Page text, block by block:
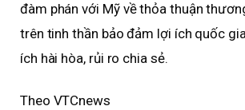
đàm phán với Mỹ về thỏa thuận
trên tinh thần bảo đảm lợi ích quốc
ích hài hòa, rủi ro chia sẻ.
Theo VTCnews